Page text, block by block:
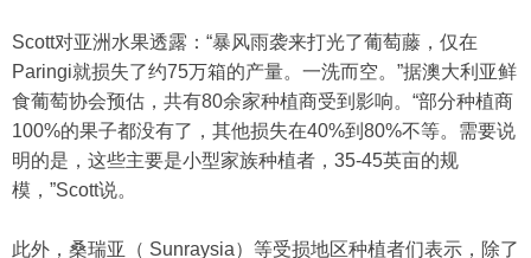
Scott对亚洲水果透露：“暴风雨袭来打光了葡萄藤，仅在
Paringi就损失了约75万箱的产量。一洗而空。”据澳大利亚鲜
食葡萄协会预估，共有80余家种植商受到影响。“部分种植商
100%的果子都没有了，其他损失在40%到80%不等。需要说
明的是，这些主要是小型家族种植者，35-45英亩的规
模，”Scott说。
此外，桑瑞亚（ Sunraysia）等受损地区种植者们表示，除了